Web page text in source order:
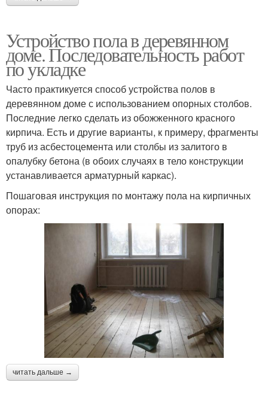
Устройство пола в деревянном
доме. Последовательность работ
по укладке
Часто практикуется способ устройства полов в
деревянном доме с использованием опорных столбов.
Последние легко сделать из обожженного красного
кирпича. Есть и другие варианты, к примеру, фрагменты
труб из асбестоцемента или столбы из залитого в
опалубку бетона (в обоих случаях в тело конструкции
устанавливается арматурный каркас).
Пошаговая инструкция по монтажу пола на кирпичных
опорах:
читать дальше →